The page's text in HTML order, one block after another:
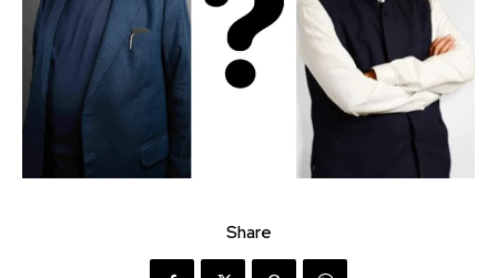
Share